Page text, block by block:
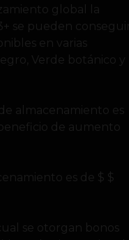
global la
se pueden conseguir
en varias
Verde botánico y
almacenamiento es
de aumento
es de $ $
se otorgan bonos